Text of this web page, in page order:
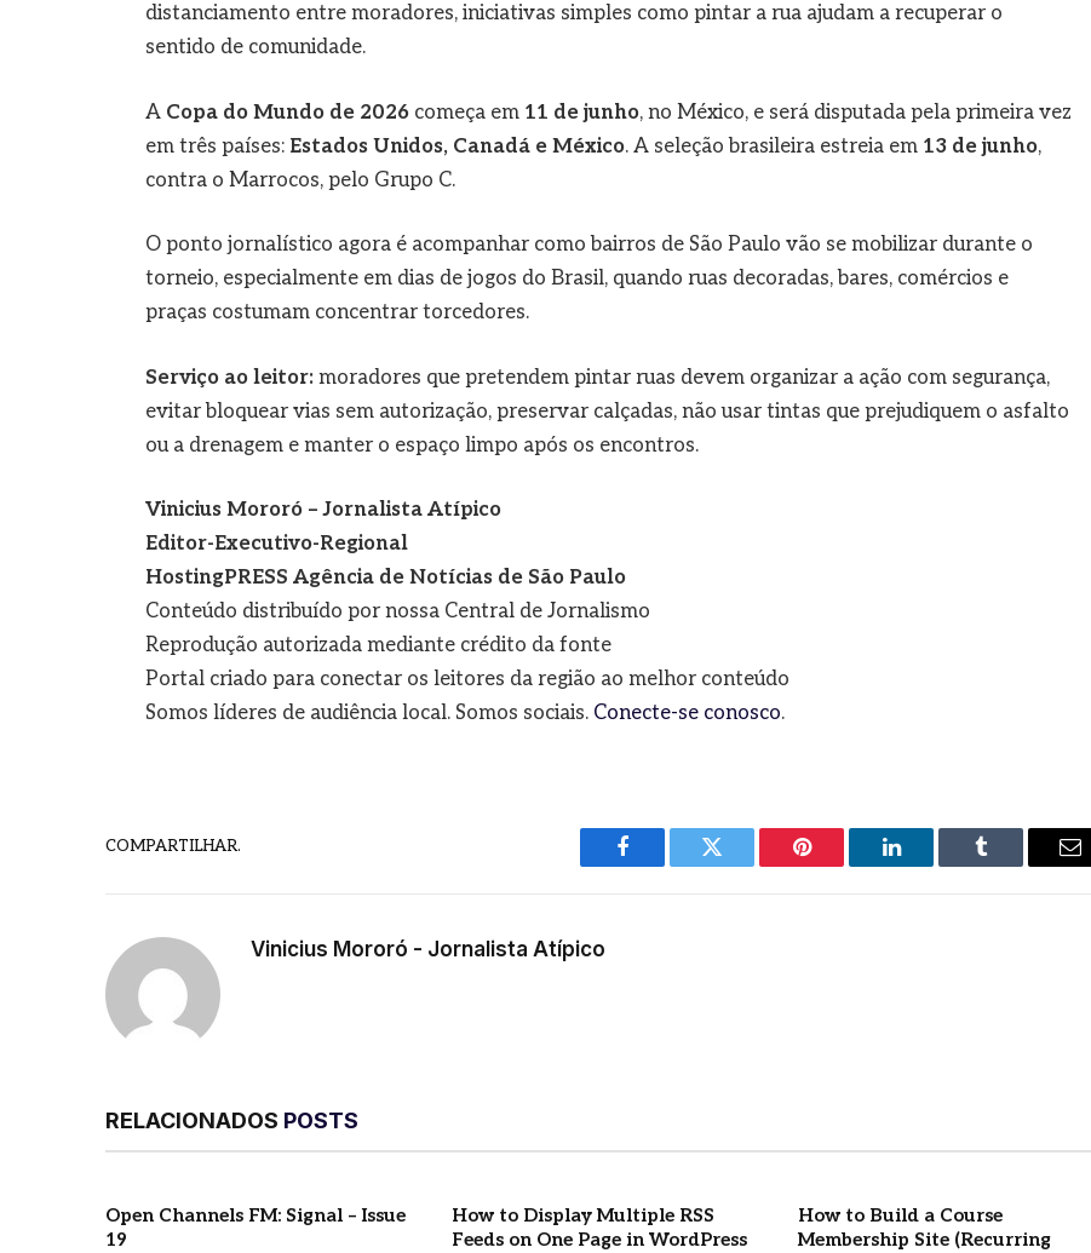
distanciamento entre moradores, iniciativas simples como pintar a rua ajudam a recuperar o
sentido de comunidade.
A Copa do Mundo de 2026começa em 11 de junho, no México, e será disputada pela primeira vez
em três países: Estados Unidos, Canadá e México. A seleção brasileira estreia em 13 de junho,
contra o Marrocos, pelo Grupo C.
O ponto jornalístico agora é acompanhar como bairros de São Paulo vão se mobilizar durante o
torneio, especialmente em dias de jogos do Brasil, quando ruas decoradas, bares, comércios e
praças costumam concentrar torcedores.
Serviço ao leitor:moradores que pretendem pintar ruas devem organizar a ação com segurança,
evitar bloquear vias sem autorização, preservar calçadas, não usar tintas que prejudiquem o asfalto
ou a drenagem e manter o espaço limpo após os encontros.
Vinicius Mororó – Jornalista Atípico
Editor-Executivo-Regional
HostingPRESS Agência de Notícias de São Paulo
Conteúdo distribuído por nossa Central de Jornalismo
Reprodução autorizada mediante crédito da fonte
Portal criado para conectar os leitores da região ao melhor conteúdo
Somos líderes de audiência local. Somos sociais. Conecte-se conosco.
COMPARTILHAR.
Facebook Twitter Pinterest LinkedIn Tumblr
E-
Vinicius Mororó - Jornalista Atípico
RELACIONADOS POSTS
Open Channels FM: Signal – Issue
19
How to Display Multiple RSS
Feeds on One Page in WordPress
How to Build a Course
Membership Site (Recurring